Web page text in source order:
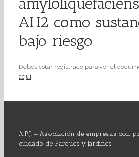
AH2 como
bajo riesgo
Debes estar registrado para ver el
aquí.
A.P.J. – Asociación de empresas con
cuidado de Parques y Jardines